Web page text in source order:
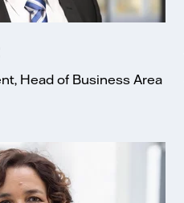
Head of Business Area